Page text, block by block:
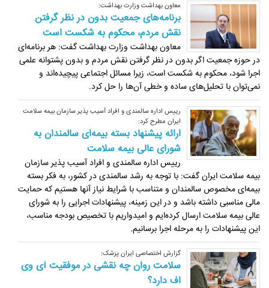
معاون بهداشت وزارت بهداشت:
برنامه‌های جمعیت بدون در نظر گرفتن
نقش مردم، محکوم به شکست است
معاون بهداشت وزارت بهداشت گفت: هر برنامه‌ای
در حوزه جمعیت اگر بدون در نظر گرفتن نقش مردم و بدون پشتوانه علمی
اجرا شود، محکوم به شکست است، زیرا مسائل اجتماعی پیچیده‌اند و
نمی‌توان با تحلیل‌های ساده و خطی آن‌ها را حل کرد.
رییس اداره سالمندی و افراد آسیب پذیر سازمان بیمه سلامت
ایران مطرح کرد:
ارائه پیشنهاد بسته بیمه‌ای سالمندان به
شورای عالی بیمه سلامت
رییس اداره سالمندی و افراد آسیب پذیر سازمان
بیمه سلامت ایران گفت: با توجه به رشد سالمندی در کشور، به فکر بسته
بیمه‌ای مخصوص سالمندان و متناسب با شرایط نیاز آنها هستیم که حمایت
مالی مناسبی داشته باشد و در این زمینه، پیشنهادات اجرایی را به شورای
عالی بیمه سلامت ارسال کرده‌ایم و امیدواریم با تخصیص بودجه مناسب،
این پیشنهادات را به مرحله اجرا برسانیم.
گزارش اختصاصی ایران پزشک:
سلامت روان چه نقشی در موفقیت آی وی
اف دارد؟